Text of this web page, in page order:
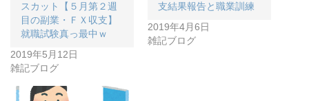
スカット【５月第２週
目の副業・ＦＸ収支】
就職試験真っ最中ｗ
2019年5月12日
雑記ブログ
支結果報告と職業訓練
2019年4月6日
雑記ブログ